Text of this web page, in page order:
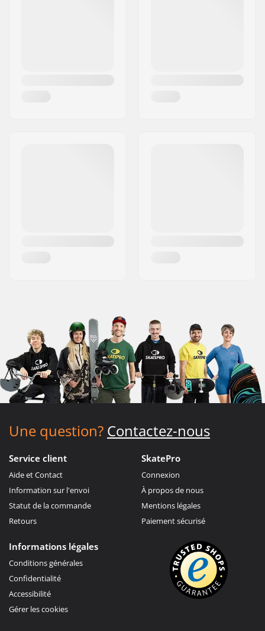
Une question? Contactez-nous
Service client
Aide et Contact
Information sur l'envoi
Statut de la commande
Retours
SkatePro
Connexion
À propos de nous
Mentions légales
Paiement sécurisé
Informations légales
Conditions générales
Confidentialité
Accessibilité
Gérer les cookies